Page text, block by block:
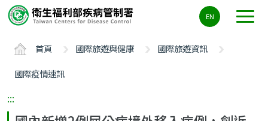
要
ALT+C
EN
首頁 國際旅遊與健康
國際旅遊資訊
國際疫情速訊
:::